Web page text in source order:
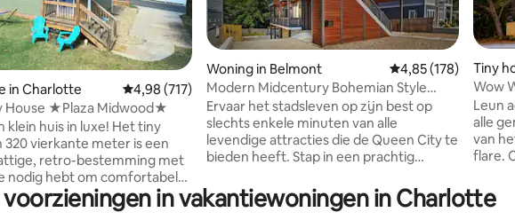
van 4,98 op 5, 124 recensies
in Charlotte Gemiddelde beoordeling van 4,98 op 5, 717 recensies
4,98 (717)
House ★Plaza Midwood★
huis in luxe! Het tiny
320 vierkante meter is een
retro-bestemming met
nodig hebt om comfortabel
10 minuten lopen (1/2 mijl)
Woning in Belmont Gemiddelde
4,85 (178)
Modern Midcentury Bohemian Style
juweel-uptown
Ervaar het stadsleven op zijn best op
slechts enkele minuten van alle
levendige attracties die de Queen City te
bieden heeft. Stap in een prachtig
bohemien-stijl dat is ontworpen om je
rust, comfort en stijl te bieden. Deze
Tiny
Wow
stad,
Leun
alle
van
flare.
voorzieningen in vakantiewoningen in Charlotte